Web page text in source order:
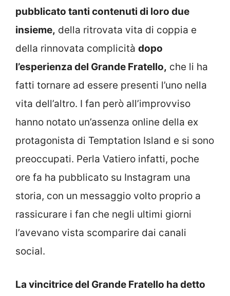
pubblicato tanti contenuti di loro due
insieme, della ritrovata vita di coppia e
della rinnovata complicità dopo
l’esperienza del Grande Fratello, che li ha
fatti tornare ad essere presenti l’uno nella
vita dell’altro. I fan però all’improvviso
hanno notato un’assenza online della ex
protagonista di Temptation Island e si sono
preoccupati. Perla Vatiero infatti, poche
ore fa ha pubblicato su Instagram una
storia, con un messaggio volto proprio a
rassicurare i fan che negli ultimi giorni
l’avevano vista scomparire dai canali
social.
La vincitrice del Grande Fratello ha detto